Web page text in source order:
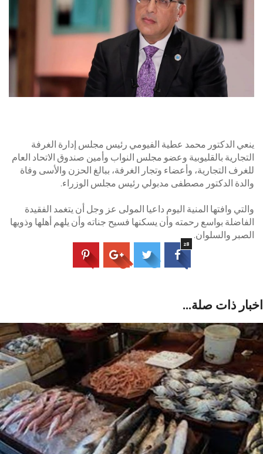
ينعي الدكتور محمد عطية الفيومي رئيس مجلس إدارة الغرفة
التجارية بالقليوبية وعضو مجلس النواب وأمين صندوق الاتحاد العام
للغرف التجارية، وأعضاء وتجار الغرفة، ببالغ الحزن والأسى وفاة
والدة الدكتور مصطفى مدبولي رئيس مجلس الوزراء.
والتي وافتها المنية اليوم داعيا المولى عز وجل أن يتغمد الفقيدة
الفاضلة بواسع رحمته وأن يسكنها فسيح جناته وأن يلهم أهلها وذويها
الصبر والسلوان.
ذات صلة...